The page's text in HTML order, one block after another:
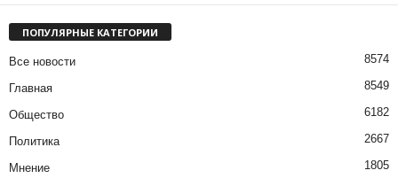
ПОПУЛЯРНЫЕ КАТЕГОРИИ
Все новости 8574
Главная 8549
Общество 6182
Политика 2667
Мнение 1805